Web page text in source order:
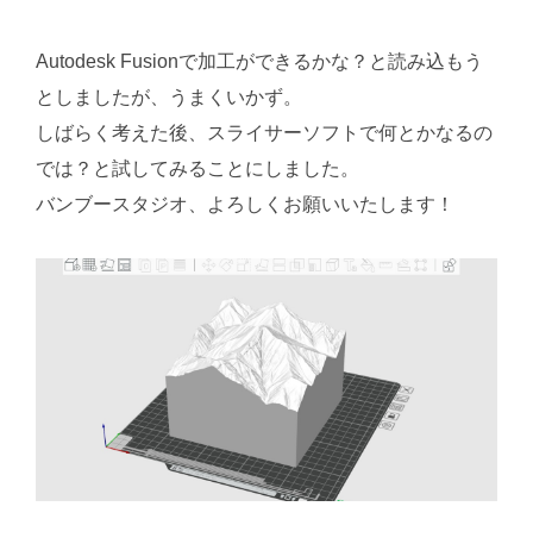
Autodesk Fusionで加工ができるかな？と読み込もう
としましたが、うまくいかず。
しばらく考えた後、スライサーソフトで何とかなるの
では？と試してみることにしました。
バンブースタジオ、よろしくお願いいたします！